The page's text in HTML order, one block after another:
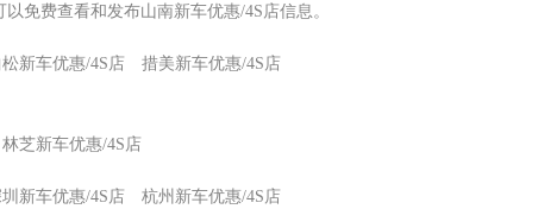
免费查看和发布山南新车优惠/4S店信息。
松新车优惠/4S店
措美新车优惠/4S店
林芝新车优惠/4S店
新车优惠/4S店
杭州新车优惠/4S店